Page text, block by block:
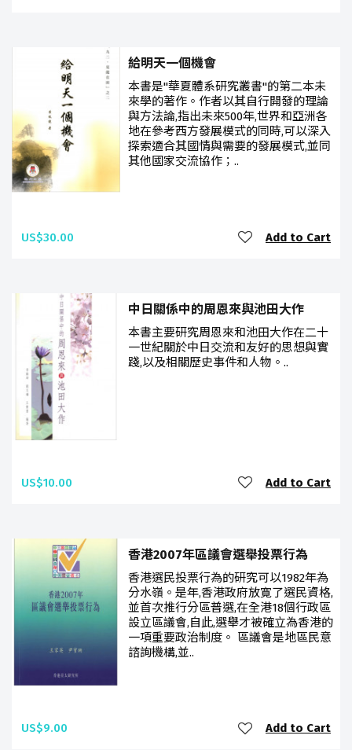
給明天一個機會
本書是"華夏體系研究叢書"的第二本未
來學的著作。作者以其自行開發的理論
與方法論,指出未來500年,世界和亞洲各
地在參考西方發展模式的同時,可以深入
探索適合其國情與需要的發展模式,並同
其他國家交流協作；..
US$30.00 Add to Cart
中日關係中的周恩來與池田大作
本書主要研究周恩來和池田大作在二十
一世紀關於中日交流和友好的思想與實
踐,以及相關歷史事件和人物。..
US$10.00 Add to Cart
香港2007年區議會選舉投票行為
香港選民投票行為的研究可以1982年為
分水嶺。是年,香港政府放寛了選民資格,
並首次推行分區普選,在全港18個行政區
設立區議會,自此,選舉才被確立為香港的
一項重要政治制度。 區議會是地區民意
諮詢機構,並..
US$9.00 Add to Cart